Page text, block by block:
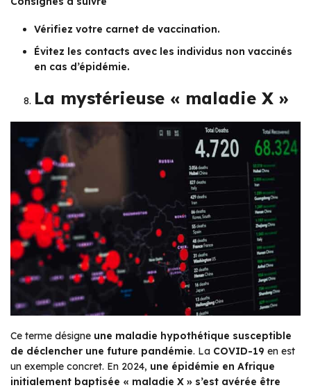
Vérifiez votre carnet de vaccination.
Évitez les contacts avec les individus non vaccinés
en cas d’épidémie.
La mystérieuse « maladie X »
Ce terme désigne une maladie hypothétique susceptible
de déclencher une future pandémie. La COVID-19 en est
un exemple concret. En 2024, une épidémie en Afrique
initialement baptisée « maladie X » s’est avérée être